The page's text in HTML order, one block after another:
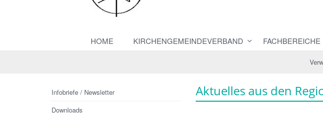
HOME KIRCHENGEMEINDEVERBAND FACHBEREICHE
Aktuelles aus den
Infobriefe / Newsletter
Downloads